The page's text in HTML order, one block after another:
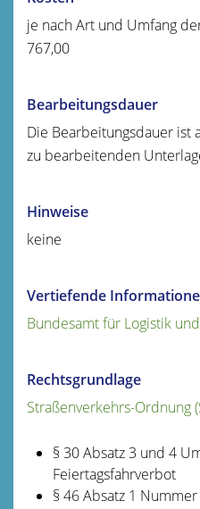
je nach Art und Umfang
767,00
Bearbeitungsdauer
Die Bearbeitungsdauer ist
zu bearbeitenden
Hinweise
keine
Vertiefende
Bundesamt für Logistik
Rechtsgrundlage
Straßenverkehrs-Ordnung
§ 30 Absatz 3 und 4
Feiertagsfahrverbot
§ 46 Absatz 1